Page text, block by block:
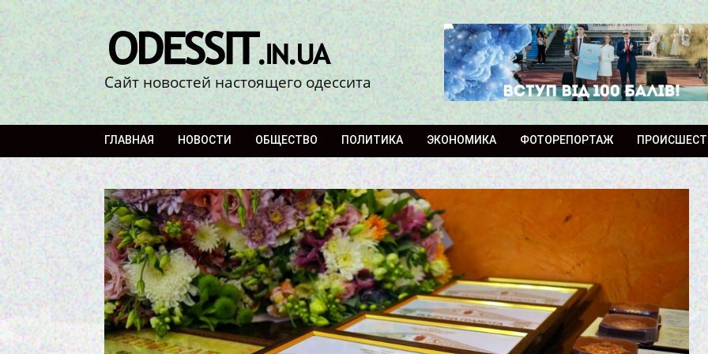
Сайт новостей настоящего одессита
ГЛАВНАЯ НОВОСТИ ОБЩЕСТВО ПОЛИТИКА ЭКОНОМИКА ФОТОРЕПОРТАЖ